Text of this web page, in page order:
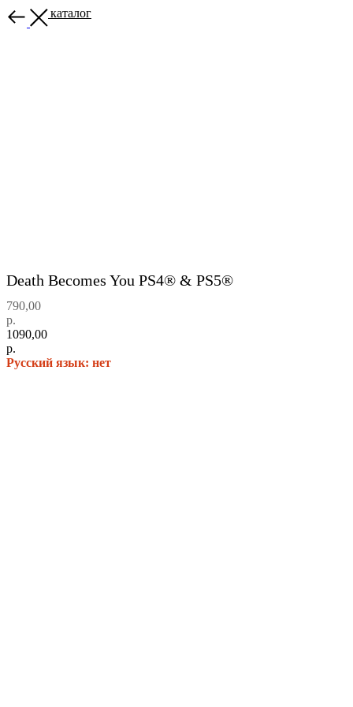
Назад в каталог
Death Becomes You PS4® & PS5®
790,00
р.
1090,00
р.
Русский язык: нет